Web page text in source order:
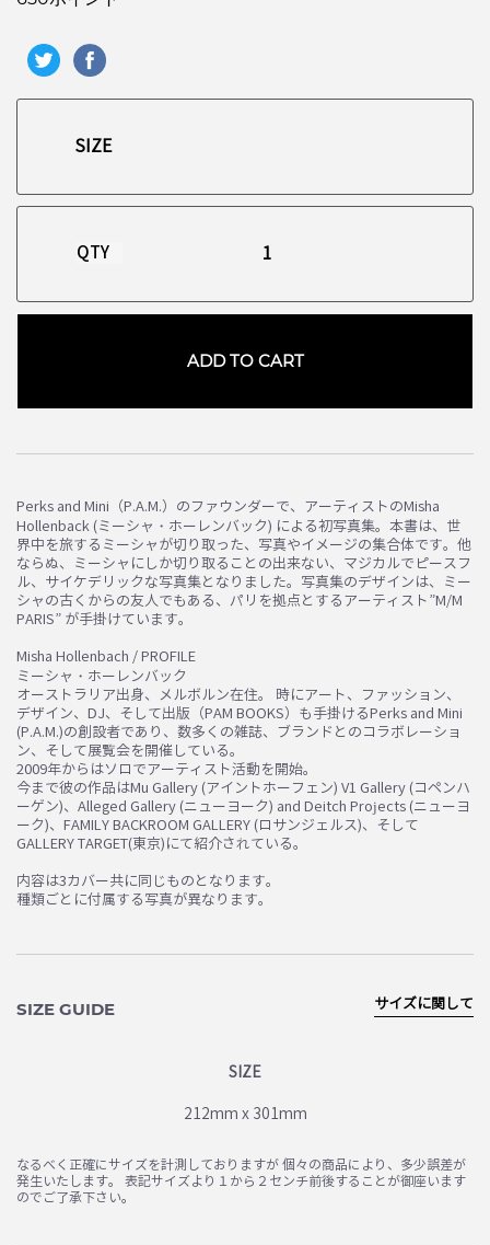
QTY
ADD TO CART
Perks and Mini（P.A.M.）のファウンダーで、アーティストのMisha
Hollenback (ミーシャ・ホーレンバック) による初写真集。本書は、世
界中を旅するミーシャが切り取った、写真やイメージの集合体です。他
ならぬ、ミーシャにしか切り取ることの出来ない、マジカルでピースフ
ル、サイケデリックな写真集となりました。写真集のデザインは、ミー
シャの古くからの友人でもある、パリを拠点とするアーティスト”M/M
PARIS” が手掛けています。
Misha Hollenbach / PROFILE
ミーシャ・ホーレンバック
オーストラリア出身、メルボルン在住。 時にアート、ファッション、
デザイン、DJ、そして出版（PAM BOOKS）も手掛けるPerks and Mini
(P.A.M.)の創設者であり、数多くの雑誌、ブランドとのコラボレーショ
ン、そして展覧会を開催している。
2009年からはソロでアーティスト活動を開始。
今まで彼の作品はMu Gallery (アイントホーフェン) V1 Gallery (コペンハ
ーゲン)、Alleged Gallery (ニューヨーク) and Deitch Projects (ニューヨ
ーク)、FAMILY BACKROOM GALLERY (ロサンジェルス)、そして
GALLERY TARGET(東京)にて紹介されている。
内容は3カバー共に同じものとなります。
種類ごとに付属する写真が異なります。
SIZE GUIDE
SIZE
212mm x 301mm
サイズに関して
なるべく正確にサイズを計測しておりますが 個々の商品により、多少誤差が
発生いたします。 表記サイズより１から２センチ前後することが御座います
のでご了承下さい。
お買い物を続ける